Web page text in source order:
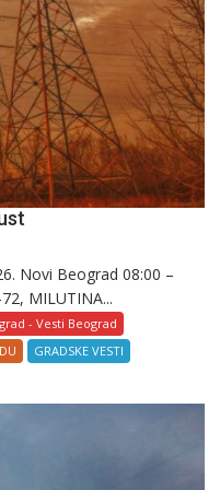
Novi Beograd 08:00 –
MILUTINA...
- Vesti Beograd
GRADSKE VESTI